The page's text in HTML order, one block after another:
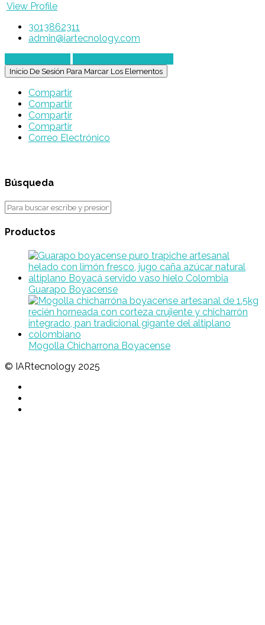
View Profile
3013862311
admin@iartecnology.com
Inicio De Sesión Para Marcar Los Elementos
Compartir
Compartir
Compartir
Compartir
Correo Electrónico
Búsqueda
Productos
Guarapo Boyacense
Mogolla Chicharrona Boyacense
© IARtecnology 2025